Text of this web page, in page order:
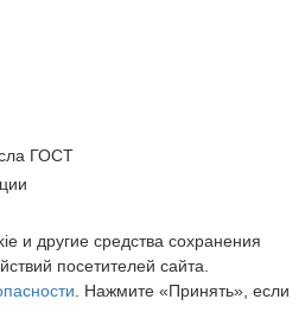
ГОСТ
и другие средства сохранения
посетителей сайта.
. Нажмите «Принять», если